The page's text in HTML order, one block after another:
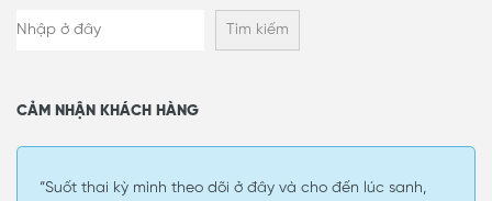
Tìm kiếm
CẢM NHẬN KHÁCH HÀNG
“Suốt thai kỳ mình theo dõi ở đây và cho đến lúc sanh,